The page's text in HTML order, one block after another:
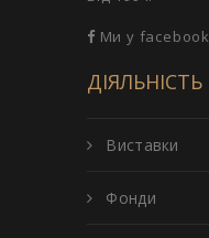
Ми у facebook
ДІЯЛЬНІСТЬ
Виставки
Фонди